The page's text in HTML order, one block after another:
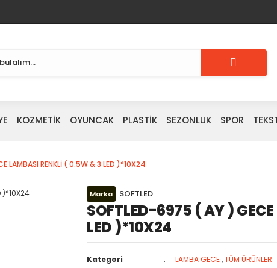
KOZMETİK OYUNCAK PLASTİK SEZONLUK SPOR
LAMBASI RENKLİ ( 0.5W & 3 LED )*10X24
Marka SOFTLED
SOFTLED-6975 ( AY )
LED )*10X24
Kategori LAMBA GECE,TÜM ÜRÜNLER